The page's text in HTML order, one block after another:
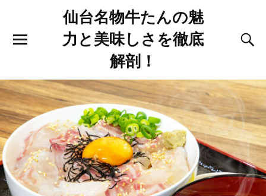
仙台名物牛たんの魅
力と美味しさを徹底
解剖！